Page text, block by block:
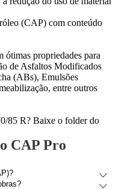
(CAP) com conteúdo
propriedades para
de Asfaltos Modificados
(ABs), Emulsões
entre outros
85 R? Baixe o folder do
CAP Pro